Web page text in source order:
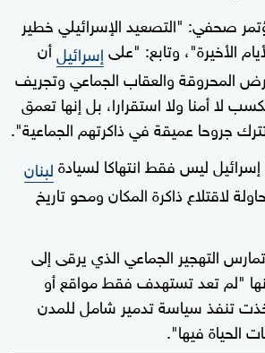
صحفي: "التصعيد الإسرائيلي خطير
الأخيرة"، وتابع: "علىإسرائيلأن
المحروقة والعقاب الجماعي وتجريف
لا أمنا ولا استقرارا، بل إنها تعمق
جروحا عميقة في ذاكرتهم الجماعية".
ليس فقط انتهاكا لسيادةلبنان
لاقتلاع ذاكرة المكان ومحو تاريخ
التهجير الجماعي الذي يرقى إلى
"لم تعد تستهدف فقط مواقع أو
تنفذ سياسة تدمير شامل للمدن
الحياة فيها".